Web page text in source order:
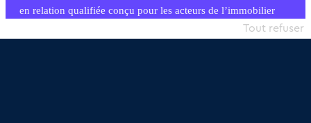
en relation qualifiée conçu pour les acteurs de l’immobilier
commercial et les collectivités territoriales, simple et intégrant
Tout refuser